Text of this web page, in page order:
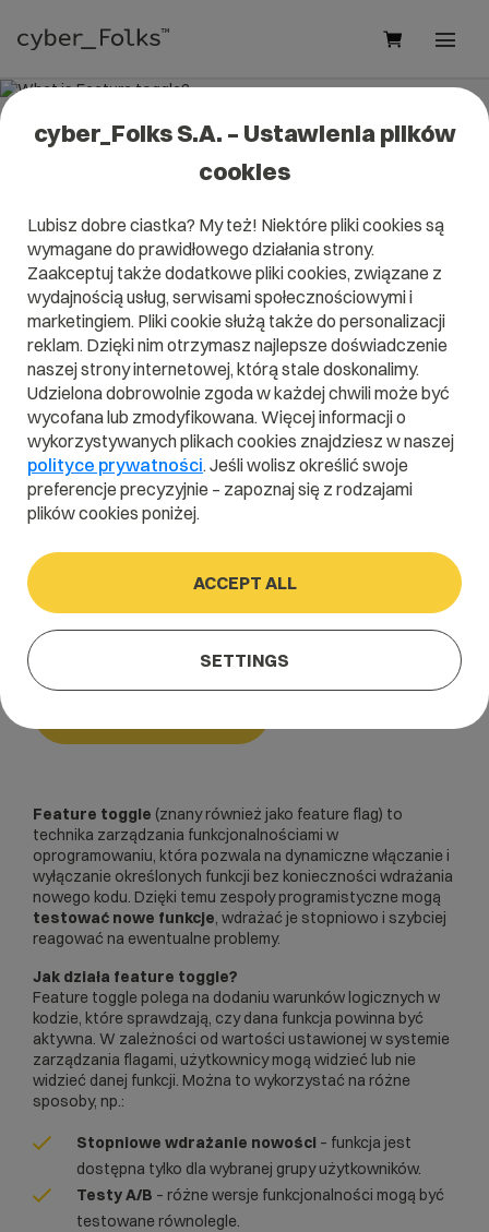
What is Feature toggle?
It will help you better understand what exactly it isFeature
toggleand what is the meaning to you in everyday use.
A B C D E F G H
I
J
K L M N O P Q
R
S
T U V W X Y Z
Home/Dictionary/Programowanie/Feature toggle
Feature toggle
Feature toggle (znany również jako feature flag) to
technika zarządzania funkcjonalnościami w
oprogramowaniu, która pozwala na dynamiczne włączanie i
wyłączanie określonych funkcji bez konieczności wdrażania
nowego kodu. Dzięki temu zespoły programistyczne mogą
testować nowe funkcje, wdrażać je stopniowo i szybciej
reagować na ewentualne problemy.
Jak działa feature toggle?
Feature toggle polega na dodaniu warunków logicznych w
kodzie, które sprawdzają, czy dana funkcja powinna być
aktywna. W zależności od wartości ustawionej w systemie
zarządzania flagami, użytkownicy mogą widzieć lub nie
widzieć danej funkcji. Można to wykorzystać na różne
sposoby, np.:
Stopniowe wdrażanie nowości – funkcja jest
dostępna tylko dla wybranej grupy użytkowników.
Testy A/B – różne wersje funkcjonalności mogą być
testowane równolegle.
cyber_Folks S.A. – Ustawienia plików
cookies
Lubisz dobre ciastka? My też! Niektóre pliki cookies są
wymagane do prawidłowego działania strony.
Zaakceptuj także dodatkowe pliki cookies, związane z
wydajnością usług, serwisami społecznościowymi i
marketingiem. Pliki cookie służą także do personalizacji
reklam. Dzięki nim otrzymasz najlepsze doświadczenie
naszej strony internetowej, którą stale doskonalimy.
Udzielona dobrowolnie zgoda w każdej chwili może być
wycofana lub zmodyfikowana. Więcej informacji o
wykorzystywanych plikach cookies znajdziesz w naszej
polityce prywatności. Jeśli wolisz określić swoje
preferencje precyzyjnie – zapoznaj się z rodzajami
plików cookies poniżej.
ACCEPT ALL
SETTINGS